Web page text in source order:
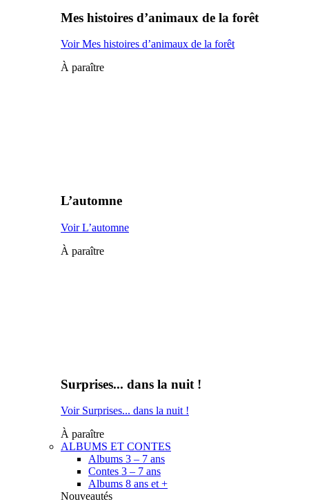
Mes histoires d’animaux de la forêt
Voir Mes histoires d’animaux de la forêt
À paraître
L’automne
Voir L’automne
À paraître
Surprises... dans la nuit !
Voir Surprises... dans la nuit !
À paraître
ALBUMS ET CONTES
Albums 3 – 7 ans
Contes 3 – 7 ans
Albums 8 ans et +
Nouveautés